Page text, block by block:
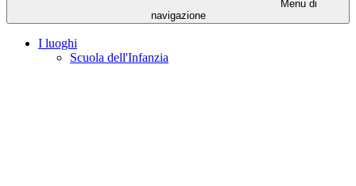
Menu di
navigazione
I luoghi
Scuola dell'Infanzia